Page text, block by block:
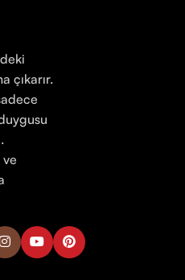
çıkarır.